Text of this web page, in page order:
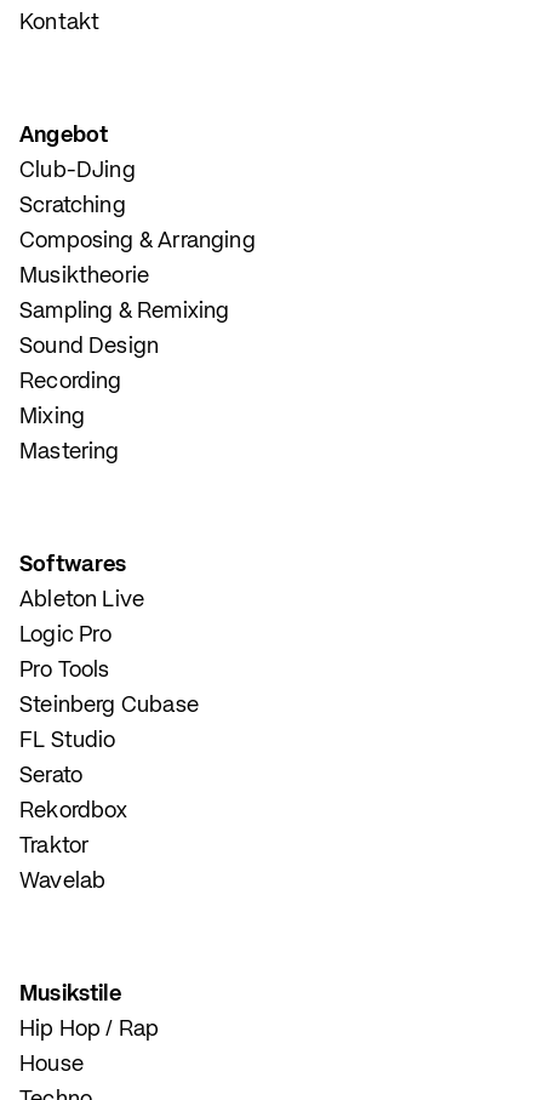
Kontakt
Angebot
Club-DJing
Scratching
Composing & Arranging
Musiktheorie
Sampling & Remixing
Sound Design
Recording
Mixing
Mastering
Softwares
Ableton Live
Logic Pro
Pro Tools
Steinberg Cubase
FL Studio
Serato
Rekordbox
Traktor
Wavelab
Musikstile
Hip Hop / Rap
House